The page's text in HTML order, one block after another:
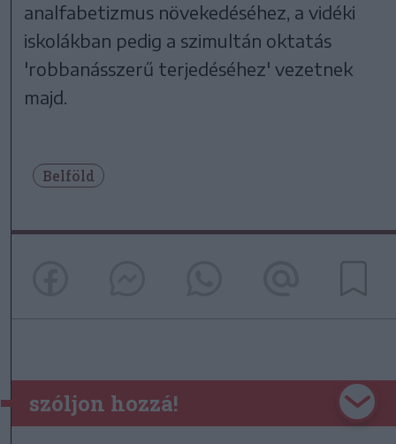
analfabetizmus növekedéséhez, a vidéki
iskolákban pedig a szimultán oktatás
'robbanásszerű terjedéséhez' vezetnek
majd.
Belföld
szóljon hozzá!